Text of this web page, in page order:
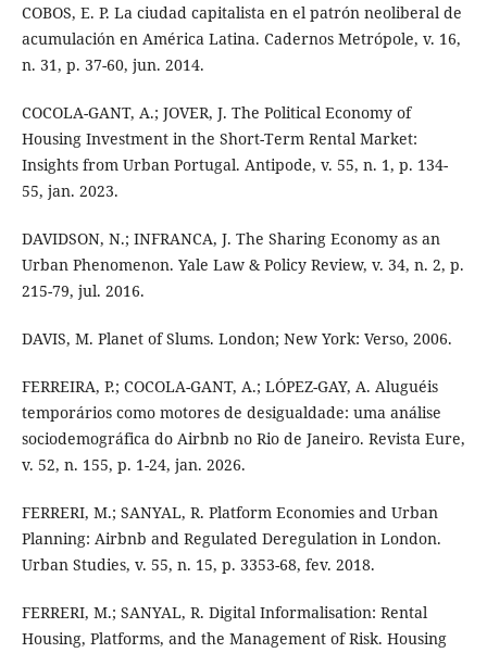
COBOS, E. P. La ciudad capitalista en el patrón neoliberal de
acumulación en América Latina. Cadernos Metrópole, v. 16,
n. 31, p. 37-60, jun. 2014.
COCOLA-GANT, A.; JOVER, J. The Political Economy of
Housing Investment in the Short-Term Rental Market:
Insights from Urban Portugal. Antipode, v. 55, n. 1, p. 134-
55, jan. 2023.
DAVIDSON, N.; INFRANCA, J. The Sharing Economy as an
Urban Phenomenon. Yale Law & Policy Review, v. 34, n. 2, p.
215-79, jul. 2016.
DAVIS, M. Planet of Slums. London; New York: Verso, 2006.
FERREIRA, P.; COCOLA-GANT, A.; LÓPEZ-GAY, A. Aluguéis
temporários como motores de desigualdade: uma análise
sociodemográfica do Airbnb no Rio de Janeiro. Revista Eure,
v. 52, n. 155, p. 1-24, jan. 2026.
FERRERI, M.; SANYAL, R. Platform Economies and Urban
Planning: Airbnb and Regulated Deregulation in London.
Urban Studies, v. 55, n. 15, p. 3353-68, fev. 2018.
FERRERI, M.; SANYAL, R. Digital Informalisation: Rental
Housing, Platforms, and the Management of Risk. Housing